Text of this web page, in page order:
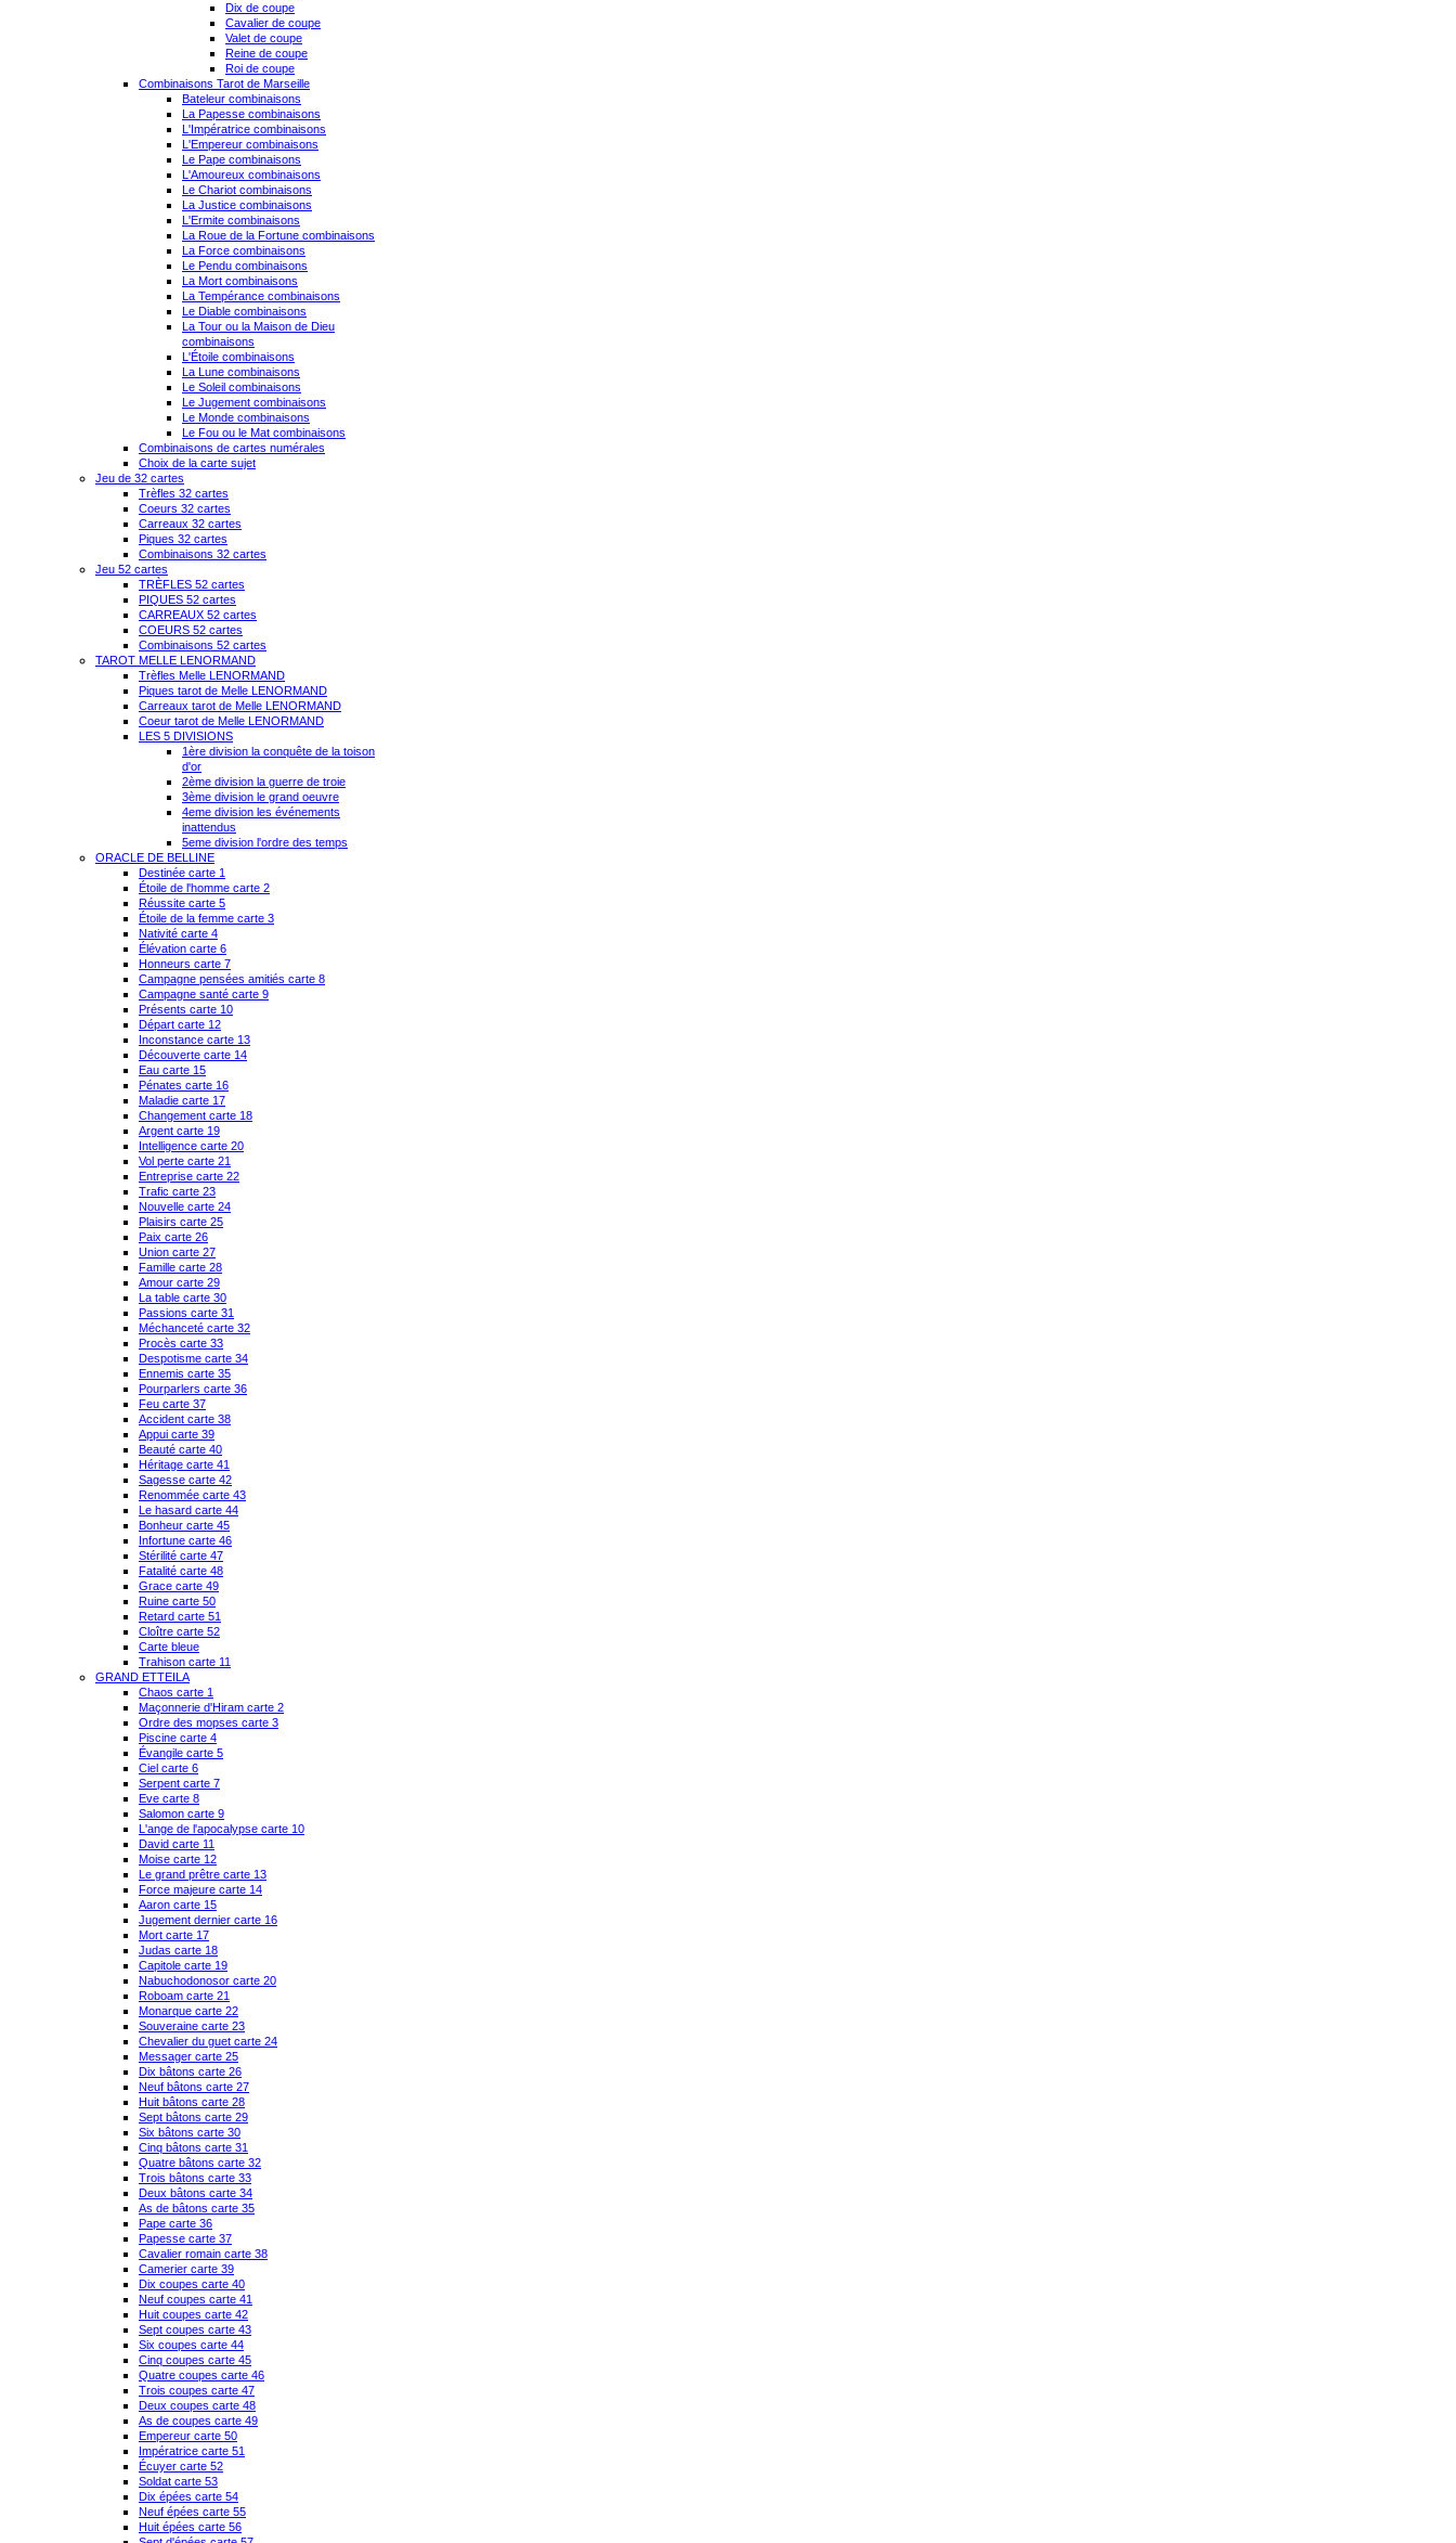
Dix de coupe
Cavalier de coupe
Valet de coupe
Reine de coupe
Roi de coupe
Combinaisons Tarot de Marseille
Bateleur combinaisons
La Papesse combinaisons
L'Impératrice combinaisons
L'Empereur combinaisons
Le Pape combinaisons
L'Amoureux combinaisons
Le Chariot combinaisons
La Justice combinaisons
L'Ermite combinaisons
La Roue de la Fortune combinaisons
La Force combinaisons
Le Pendu combinaisons
La Mort combinaisons
La Tempérance combinaisons
Le Diable combinaisons
La Tour ou la Maison de Dieu
combinaisons
L'Étoile combinaisons
La Lune combinaisons
Le Soleil combinaisons
Le Jugement combinaisons
Le Monde combinaisons
Le Fou ou le Mat combinaisons
Combinaisons de cartes numérales
Choix de la carte sujet
Jeu de 32 cartes
Trèfles 32 cartes
Coeurs 32 cartes
Carreaux 32 cartes
Piques 32 cartes
Combinaisons 32 cartes
Jeu 52 cartes
TRÈFLES 52 cartes
PIQUES 52 cartes
CARREAUX 52 cartes
COEURS 52 cartes
Combinaisons 52 cartes
TAROT MELLE LENORMAND
Trèfles Melle LENORMAND
Piques tarot de Melle LENORMAND
Carreaux tarot de Melle LENORMAND
Coeur tarot de Melle LENORMAND
LES 5 DIVISIONS
1ère division la conquête de la toison
d'or
2ème division la guerre de troie
3ème division le grand oeuvre
4eme division les événements
inattendus
5eme division l'ordre des temps
ORACLE DE BELLINE
Destinée carte 1
Étoile de l'homme carte 2
Réussite carte 5
Étoile de la femme carte 3
Nativité carte 4
Élévation carte 6
Honneurs carte 7
Campagne pensées amitiés carte 8
Campagne santé carte 9
Présents carte 10
Départ carte 12
Inconstance carte 13
Découverte carte 14
Eau carte 15
Pénates carte 16
Maladie carte 17
Changement carte 18
Argent carte 19
Intelligence carte 20
Vol perte carte 21
Entreprise carte 22
Trafic carte 23
Nouvelle carte 24
Plaisirs carte 25
Paix carte 26
Union carte 27
Famille carte 28
Amour carte 29
La table carte 30
Passions carte 31
Méchanceté carte 32
Procès carte 33
Despotisme carte 34
Ennemis carte 35
Pourparlers carte 36
Feu carte 37
Accident carte 38
Appui carte 39
Beauté carte 40
Héritage carte 41
Sagesse carte 42
Renommée carte 43
Le hasard carte 44
Bonheur carte 45
Infortune carte 46
Stérilité carte 47
Fatalité carte 48
Grace carte 49
Ruine carte 50
Retard carte 51
Cloître carte 52
Carte bleue
Trahison carte 11
GRAND ETTEILA
Chaos carte 1
Maçonnerie d'Hiram carte 2
Ordre des mopses carte 3
Piscine carte 4
Évangile carte 5
Ciel carte 6
Serpent carte 7
Eve carte 8
Salomon carte 9
L'ange de l'apocalypse carte 10
David carte 11
Moise carte 12
Le grand prêtre carte 13
Force majeure carte 14
Aaron carte 15
Jugement dernier carte 16
Mort carte 17
Judas carte 18
Capitole carte 19
Nabuchodonosor carte 20
Roboam carte 21
Monarque carte 22
Souveraine carte 23
Chevalier du guet carte 24
Messager carte 25
Dix bâtons carte 26
Neuf bâtons carte 27
Huit bâtons carte 28
Sept bâtons carte 29
Six bâtons carte 30
Cinq bâtons carte 31
Quatre bâtons carte 32
Trois bâtons carte 33
Deux bâtons carte 34
As de bâtons carte 35
Pape carte 36
Papesse carte 37
Cavalier romain carte 38
Camerier carte 39
Dix coupes carte 40
Neuf coupes carte 41
Huit coupes carte 42
Sept coupes carte 43
Six coupes carte 44
Cinq coupes carte 45
Quatre coupes carte 46
Trois coupes carte 47
Deux coupes carte 48
As de coupes carte 49
Empereur carte 50
Impératrice carte 51
Écuyer carte 52
Soldat carte 53
Dix épées carte 54
Neuf épées carte 55
Huit épées carte 56